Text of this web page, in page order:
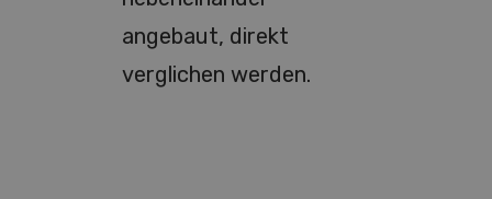
angebaut, direkt
verglichen werden.